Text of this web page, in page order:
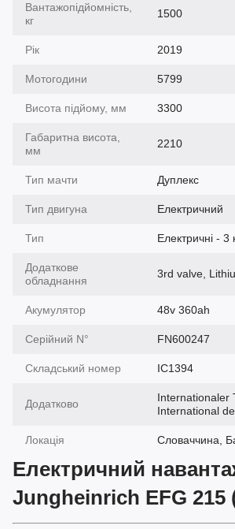
Вантажопідйомність,
кг
1500
Рік 2019
Мотогодини 5799
Висота підйому, мм 3300
Габаритна висота,
мм
2210
Тип мачти Дуплекс
Тип двигуна Електричний
Тип Електричні - 3
Додаткове
обладнання
3rd valve,
Акумулятор 48v 360ah
Серійний N° FN600247
Складський номер IC1394
Додатково
Internationaler
International
Локація Словаччина,
Електричний
Jungheinrich EFG 215